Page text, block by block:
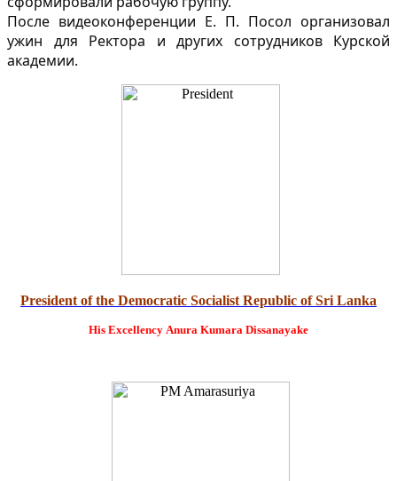
После видеоконференции Е. П. Посол организовал
ужин для Ректора и других сотрудников Курской
академии.
President of the Democratic Socialist Republic of Sri Lanka
His Excellency Anura Kumara Dissanayake